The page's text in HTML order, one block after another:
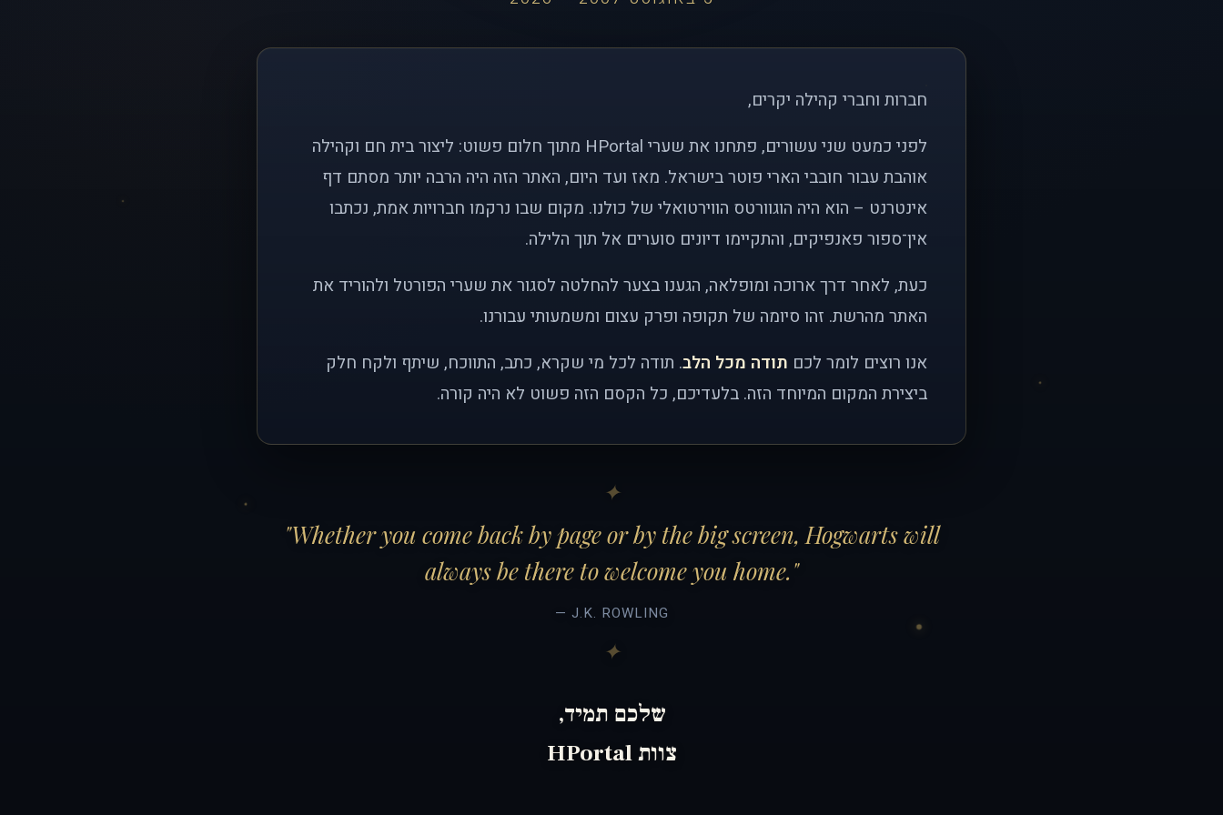
חברות וחברי קהילה יקרים,
לפני כמעט שני עשורים, פתחנו את שערי HPortal מתוך חלום פשוט: ליצור בית חם וקהילה
אוהבת עבור חובבי הארי פוטר בישראל. מאז ועד היום, האתר הזה היה הרבה יותר מסתם דף
אינטרנט – הוא היה הוגוורטס הווירטואלי של כולנו. מקום שבו נרקמו חברויות אמת, נכתבו
אין־ספור פאנפיקים, והתקיימו דיונים סוערים אל תוך הלילה.
כעת, לאחר דרך ארוכה ומופלאה, הגענו בצער להחלטה לסגור את שערי הפורטל ולהוריד את
האתר מהרשת. זהו סיומה של תקופה ופרק עצום ומשמעותי עבורנו.
אנו רוצים לומר לכם תודה מכל הלב. תודה לכל מי שקרא, כתב, התווכח, שיתף ולקח חלק
ביצירת המקום המיוחד הזה. בלעדיכם, כל הקסם הזה פשוט לא היה קורה.
"Whether you come back by page or by the big screen, Hogwarts will
always be there to welcome you home."
— J.K. ROWLING
שלכם תמיד,
צוות HPortal